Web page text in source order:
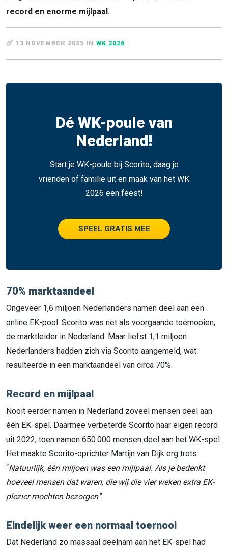
record en enorme mijlpaal.
13 NOVEMBER 2025 IN WK 2026
Dé WK-poule van
Nederland!
Start je WK-poule bij Scorito, daag je
vrienden of familie uit en maak van het WK
2026 een feest!
SPEEL GRATIS MEE
70% marktaandeel
Ongeveer 1,6 miljoen Nederlanders namen deel aan een
online EK-pool. Scorito was net als voorgaande toernooien,
de marktleider in Nederland. Maar liefst 1,1 miljoen
Nederlanders hadden zich via Scorito aangemeld, wat
resulteerde in een marktaandeel van circa 70%.
Record en mijlpaal
Nooit eerder namen in Nederland zoveel mensen deel aan
één EK-spel. Daarmee verbeterde Scorito haar eigen record
uit 2022, toen namen 650.000 mensen deel aan het WK-spel.
Het maakte Scorito-oprichter Martijn van Dijk erg trots:
“Natuurlijk, één miljoen was een mijlpaal. Als je bedenkt
hoeveel mensen dat waren, die wij die vier weken extra EK-
plezier mochten bezorgen.”
Eindelijk weer een normaal toernooi
Dat Nederland zo massaal deelnam aan het EK-spel had